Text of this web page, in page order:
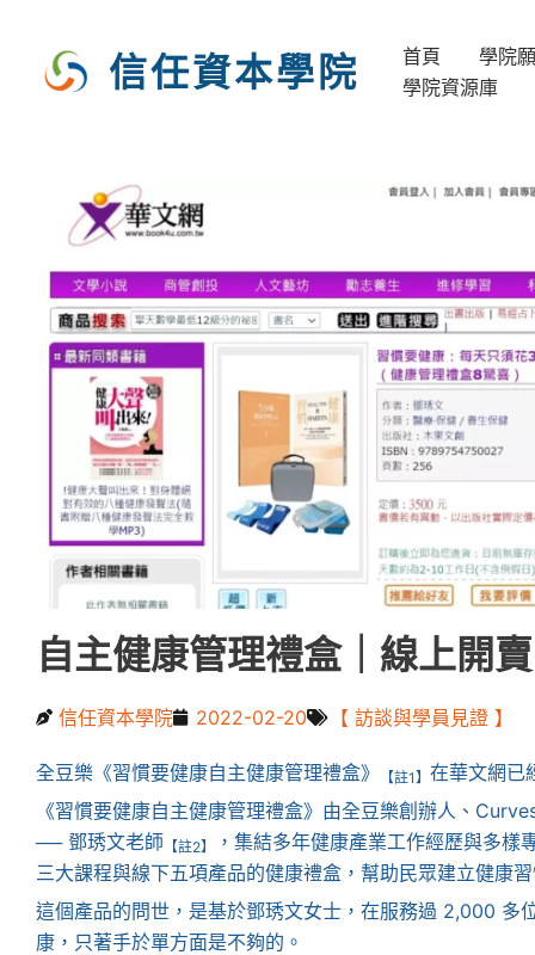
信任資本學院 首頁
學院
學院資源庫
自主健康管理禮盒｜線上開
信任資本學院 2022-02-20 【 訪談與學員見證 】
全豆樂《習慣要健康自主健康管理禮盒》 【註1】 在華文網已
《習慣要健康自主健康管理禮盒》由全豆樂創辦人、
── 鄧琇文老師 【註2】
，集結多年健康產業工作經歷與多
三大課程與線下五項產品的健康禮盒，幫助民眾建立健康
這個產品的問世，是基於鄧琇文女士，在服務過 2,000 多
康，只著手於單方面是不夠的。